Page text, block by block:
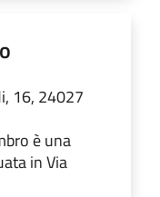
16, 24027
è una
in Via